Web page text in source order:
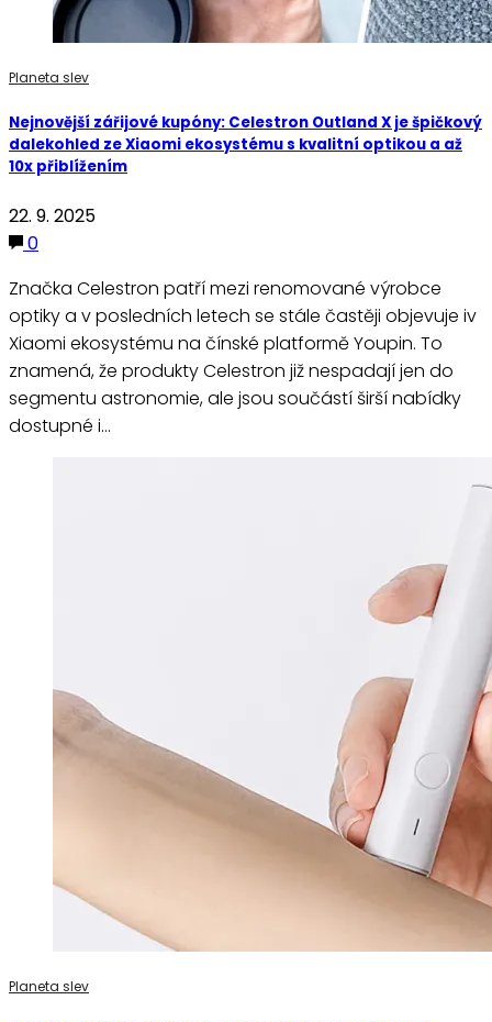
Planeta slev
Nejnovější zářijové kupóny: Celestron Outland X je špičkový
dalekohled ze Xiaomi ekosystému s kvalitní optikou a až
10x přiblížením
22. 9. 2025
0
Značka Celestron patří mezi renomované výrobce
optiky a v posledních letech se stále častěji objevuje iv
Xiaomi ekosystému na čínské platformě Youpin. To
znamená, že produkty Celestron již nespadají jen do
segmentu astronomie, ale jsou součástí širší nabídky
dostupné i…
Planeta slev